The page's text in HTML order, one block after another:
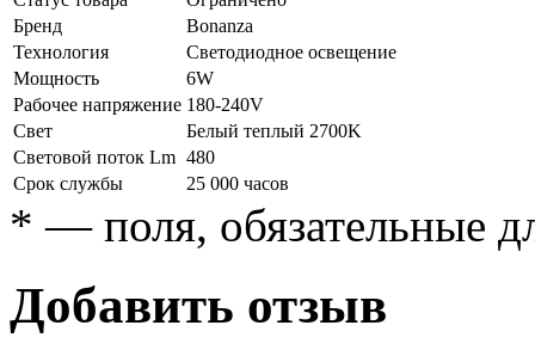
Бренд
Bonanza
Технология
Светодиодное освещение
Мощность
6W
Рабочее напряжение 180-240V
Свет
Белый теплый 2700K
Световой поток Lm 480
Срок службы
25 000 часов
* — поля, обязательные
Добавить отзыв